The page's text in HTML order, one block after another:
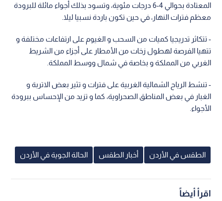
المعتادة بحوالي 4-6 درجات مئوية، وتسود بذلك أجواء مائلة للبرودة
معظم فترات النهار، في حين تكون باردة نسبيا ليلا.
- تتكاثر تدريجيا كميات من السحب و الغيوم على ارتفاعات مختلفة و
تتهيا الفرصة لهطول زخات من الأمطار على أجزاء من الشريط
الغربي من المملكة و بخاصة في شمال ووسط المملكة.
- تنشط الرياح الشمالية الغربية على فترات و تثير بعض الاتربة و
الغبار في بعض المناطق الصحراوية، كما و تزيد من الإحساس ببرودة
الأجواء.
الطقس في الأردن أخبار الطقس الحالة الجوية في الأردن
اقرأ أيضاً